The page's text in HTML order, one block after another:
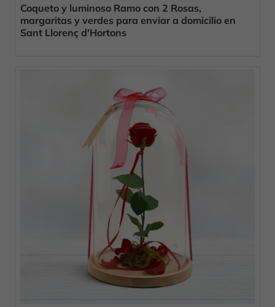
Coqueto y luminoso Ramo con 2 Rosas,
margaritas y verdes para enviar a domicilio en
Sant Llorenç d'Hortons